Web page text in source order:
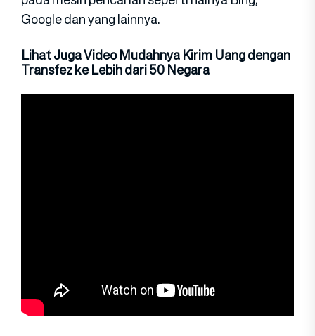
Google dan yang lainnya.
Lihat Juga Video Mudahnya Kirim Uang dengan
Transfez ke Lebih dari 50 Negara